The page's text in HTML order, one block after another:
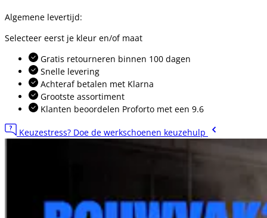
Algemene levertijd:
Selecteer eerst je kleur en/of maat
Gratis retourneren binnen 100 dagen
Snelle levering
Achteraf betalen met Klarna
Grootste assortiment
Klanten beoordelen Proforto met een 9.6
Keuzestress? Doe de werkschoenen keuzehulp